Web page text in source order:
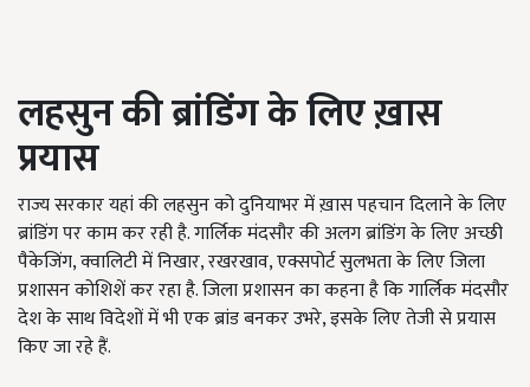
लहसुनकीब्रांडिंगकेलिएख़ास
प्रयास
राज्य सरकार यहां की लहसुन को दुनियाभर में ख़ास पहचान दिलाने के लिए
ब्रांडिंग पर काम कर रही है. गार्लिक मंदसौर की अलग ब्रांडिंग के लिए अच्छी
पैकेजिंग, क्वालिटी में निखार, रखरखाव, एक्सपोर्ट सुलभता के लिए जिला
प्रशासन कोशिशें कर रहा है. जिला प्रशासन का कहना है कि गार्लिक मंदसौर
देश के साथ विदेशों में भी एक ब्रांड बनकर उभरे, इसके लिए तेजी से प्रयास
किए जा रहे हैं.